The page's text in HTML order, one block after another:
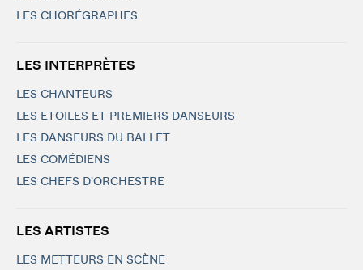
LES CHORÉGRAPHES
LES INTERPRÈTES
LES CHANTEURS
LES ETOILES ET PREMIERS DANSEURS
LES DANSEURS DU BALLET
LES COMÉDIENS
LES CHEFS D'ORCHESTRE
LES ARTISTES
LES METTEURS EN SCÈNE